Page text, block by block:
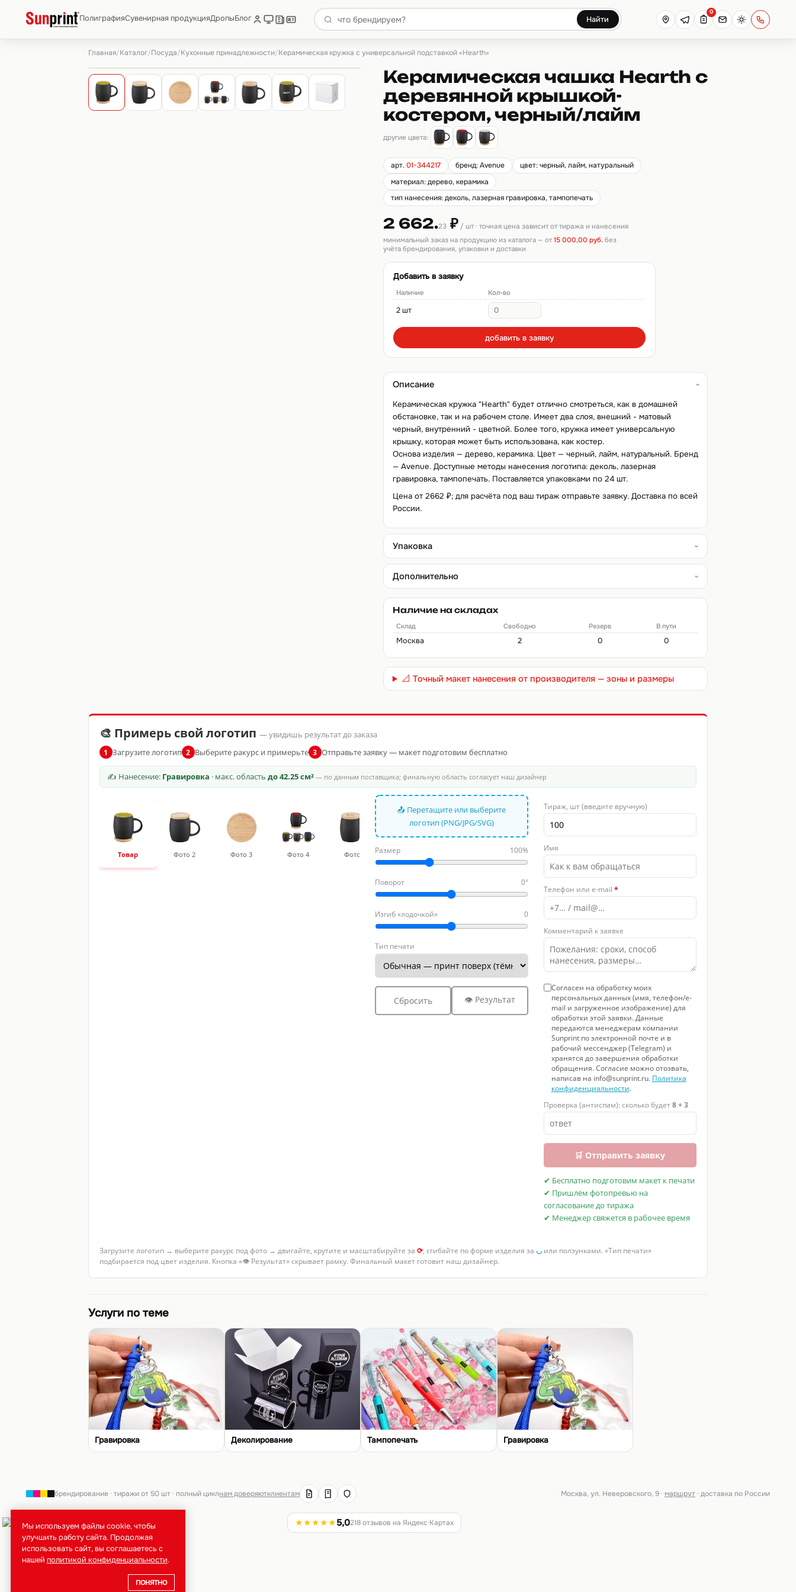
ПолиграфияСувенирная продукцияДропыБлог Найти
0
Главная/Каталог/Посуда/Кухонные принадлежности/Керамическая кружка с универсальной подставкой «Hearth»
Керамическая чашка Hearth с
деревянной крышкой-
костером, черный/лайм
другие цвета:
арт.01-344217 бренд: Avenue
цвет: черный, лайм, натуральный
материал: дерево, керамика
тип нанесения: деколь, лазерная гравировка, тампопечать
2 662.23 ₽ / шт · точная цена зависит от тиража и нанесения
минимальный заказ на продукцию из каталога — от15 000,00 руб. без
учёта брендирования, упаковки и доставки
Добавить в заявку
Наличие Кол-во
2 шт
добавить в заявку
Описание
Керамическая кружка "Hearth" будет отлично смотреться, как в домашней
обстановке, так и на рабочем столе. Имеет два слоя, внешний - матовый
черный, внутренний - цветной. Более того, кружка имеет универсальную
крышку, которая может быть использована, как костер.
Основа изделия — дерево, керамика. Цвет — черный, лайм, натуральный. Бренд
— Avenue. Доступные методы нанесения логотипа: деколь, лазерная
гравировка, тампопечать. Поставляется упаковками по 24 шт.
Цена от 2662 ₽; для расчёта под ваш тираж отправьте заявку. Доставка по всей
России.
Упаковка
Дополнительно
Наличие на складах
Склад Свободно Резерв В пути
Москва 2 0 0
📐 Точный макет нанесения от производителя — зоны и размеры
🎨 Примерь свой логотип — увидишь результат до заказа
1 Загрузите логотип 2 Выберите ракурс и примерьте 3 Отправьте заявку — макет подготовим бесплатно
✍ Нанесение: Гравировка · макс. область до 42.25 см²— по данным поставщика; финальную область согласует наш дизайнер
Товар Фото 2 Фото 3 Фото 4 Фото 5
📤 Перетащите или выберите
логотип (PNG/JPG/SVG)
Размер 100%
Поворот 0°
Изгиб «лодочкой» 0
Тип печати
Сбросить 👁 Результат
Тираж, шт (введите вручную)
Имя
Телефон или e-mail *
Комментарий к заявке
Согласен на обработку моих
персональных данных (имя, телефон/e-
mail и загруженное изображение) для
обработки этой заявки. Данные
передаются менеджерам компании
Sunprint по электронной почте и в
рабочий мессенджер (Telegram) и
хранятся до завершения обработки
обращения. Согласие можно отозвать,
написав на info@sunprint.ru. Политика
конфиденциальности.
Проверка (антиспам): сколько будет8 + 3
🛒 Отправить заявку
✔ Бесплатно подготовим макет к печати
✔ Пришлём фотопревью на
согласование до тиража
✔ Менеджер свяжется в рабочее время
Загрузите логотип → выберите ракурс под фото → двигайте, крутите и масштабируйте за ⟳, сгибайте по форме изделия за ◡или ползунками. «Тип печати»
подбирается под цвет изделия. Кнопка «👁 Результат» скрывает рамку. Финальный макет готовит наш дизайнер.
Услуги по теме
Гравировка Деколирование Тампопечать Гравировка
брендирование · тиражи от 50 шт · полный циклнам доверяютклиентам Москва, ул. Неверовского, 9 · маршрут· доставка по России
★★★★★5,0218 отзывов на Яндекс·Картах
Мы используем файлы cookie, чтобы
улучшить работу сайта. Продолжая
использовать сайт, вы соглашаетесь с
нашей политикой конфиденциальности.
ПОНЯТНО